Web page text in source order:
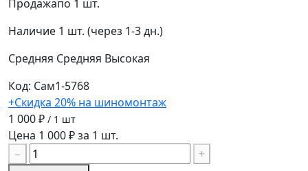
Продажапо 1 шт.
Наличие 1 шт. (через 1-3 дн.)
Средняя Средняя Высокая
Код: Сам1-5768
+Скидка 20% на шиномонтаж
1 000 ₽ / 1 шт
Цена 1 000 ₽ за 1 шт.
−
+